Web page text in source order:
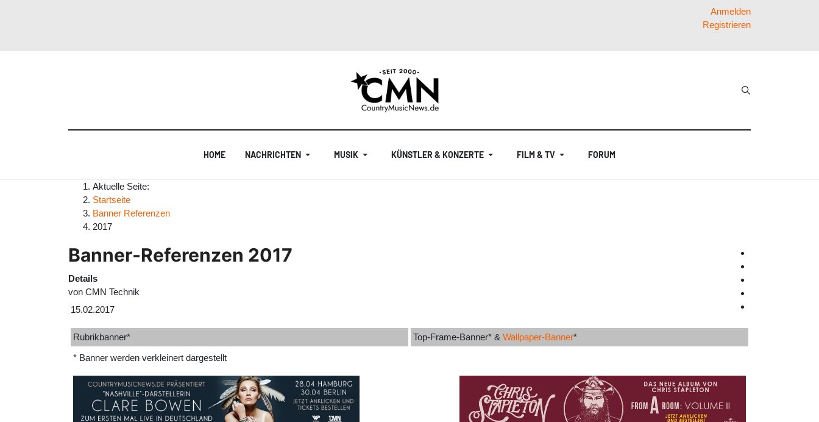
Anmelden
Registrieren
HOME NACHRICHTEN MUSIK KÜNSTLER & KONZERTE FILM & TV FORUM
Aktuelle Seite:
Startseite
Banner Referenzen
2017
Banner-Referenzen 2017
Details
von CMN Technik
15.02.2017
Rubrikbanner* Top-Frame-Banner* & Wallpaper-Banner*
* Banner werden verkleinert dargestellt